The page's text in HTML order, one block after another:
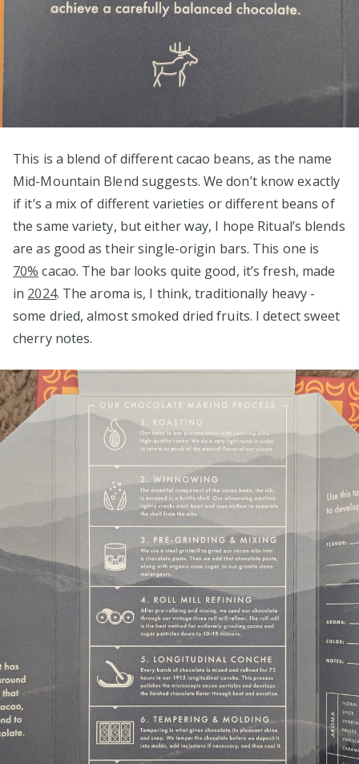
This is a blend of different cacao beans, as the name
Mid-Mountain Blend suggests. We don’t know exactly
if it’s a mix of different varieties or different beans of
the same variety, but either way, I hope Ritual’s blends
are as good as their single-origin bars. This one is
70% cacao. The bar looks quite good, it’s fresh, made
in 2024. The aroma is, I think, traditionally heavy -
some dried, almost smoked dried fruits. I detect sweet
cherry notes.